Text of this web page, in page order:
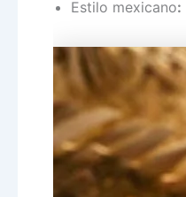
Estilo mexicano: